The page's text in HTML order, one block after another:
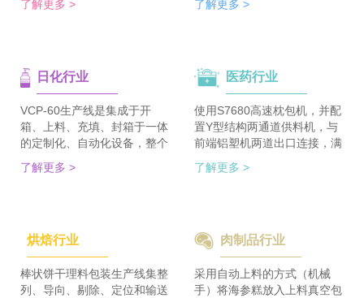
集合包包装，分道装置完成生
器、一侧配集合包集积器，实
现在一台机器上完成两种形式
的自动装箱。 占地空间减
半，一条生产线实现两种形式
的包装及装箱，人员数量减半
大降低。
了解更多 >
装需求。 多种物品包装的兼
了解更多 >
日化行业
VCP-60生产线是集成于开
箱、上料、充填、封箱于一体
的定制化、自动化设备，整个
生产线采用独立伺服匹配节拍
协调运行，实现灵活更稳定。
检及码垛设备实现整线自动化
运行。 节省了80%人员数
量，降低了劳动者的劳动强
度，提高了工作效率
了解更多 >
医药行业
使用S7680高速枕包机，并配
置Y型结构两通道供料机，与
前端铝塑机两道出口连接，满
足了枕包机的稳定供料，又缩
短了设备总长。枕包机单道输
积的要求，同时节省了一半的
占地空间，一条生产线实现了
整个生产的稳定供料，减少设
备的投入，大大降低了采购成
了解更多 >
烘焙行业
棒状饼干理料包装生产线集整
列、导向、剔除、定位和输送
肉制品行业
采用自动上料的方式（机械
手）将海参糕放入上料真空包